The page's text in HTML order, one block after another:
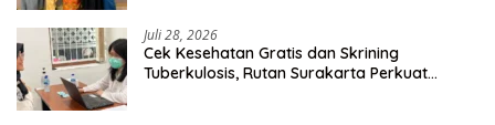
Juli 28, 2026
Cek Kesehatan Gratis dan Skrining
Tuberkulosis, Rutan Surakarta Perkuat